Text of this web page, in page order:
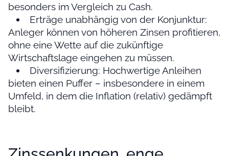
besonders im Vergleich zu Cash.
Erträge unabhängig von der Konjunktur:
Anleger können von höheren Zinsen profitieren,
ohne eine Wette auf die zukünftige
Wirtschaftslage eingehen zu müssen.
Diversifizierung: Hochwertige Anleihen
bieten einen Puffer – insbesondere in einem
Umfeld, in dem die Inflation (relativ) gedämpft
bleibt.